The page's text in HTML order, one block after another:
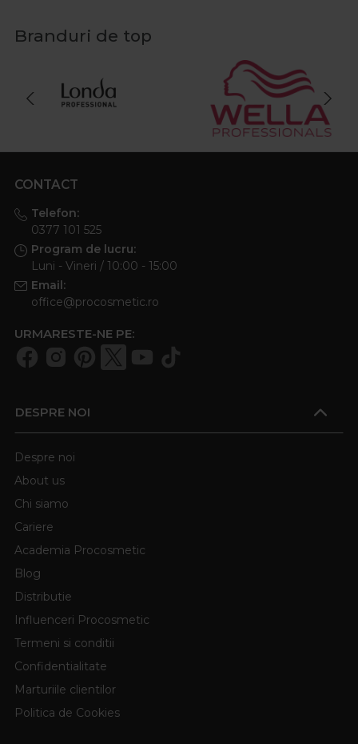
Branduri de top
CONTACT
Telefon:
0377 101 525
Program de lucru:
Luni - Vineri / 10:00 - 15:00
Email:
office@procosmetic.ro
URMARESTE-NE PE:
DESPRE NOI
Despre noi
About us
Chi siamo
Cariere
Academia Procosmetic
Blog
Distributie
Influenceri Procosmetic
Termeni si conditii
Confidentialitate
Marturiile clientilor
Politica de Cookies